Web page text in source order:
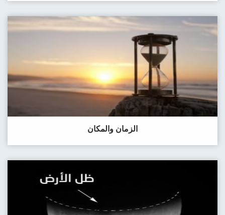
الزمان والمكان